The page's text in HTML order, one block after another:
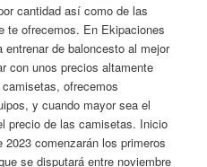
cantidad así como de las
te ofrecemos. En Ekipaciones
de baloncesto al mejor
con unos precios altamente
ofrecemos
y cuando mayor sea el
precio de las camisetas. Inicio
2023 comenzarán los primeros
se disputará entre noviembre